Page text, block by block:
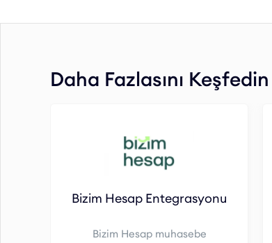
Daha Fazlasını Keşfedin
Bizim Hesap Entegrasyonu
Bizim Hesap muhasebe